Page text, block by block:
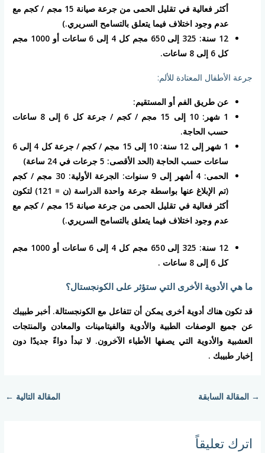
أكثر فعالية في تقليل الحمى من جرعة صيانة 15 مجم / كجم مع
عدم وجود اختلاف فيما يتعلق بالتسامح السريري.)
12 سنة: 325 إلى 650 مجم كل 4 إلى 6 ساعات أو 1000 مجم
كل 6 إلى 8 ساعات.
جرعة الأطفال المعتادة للألم:
عن طريق الفم أو المستقيم:
1 شهر: 10 إلى 15 مجم / كجم / جرعة كل 6 إلى 8 ساعات
حسب الحاجة.
1 شهر إلى 12 سنة: 10 إلى 15 مجم / كجم / جرعة كل 4 إلى 6
ساعات حسب الحاجة (الحد الأقصى: 5 جرعات في 24 ساعة)
الحمى: 4 أشهر إلى 9 سنوات: الجرعة الأولية: 30 مجم / كجم
(تم الإبلاغ عنها بواسطة جرعة واحدة الدراسة (ن = 121) لتكون
أكثر فعالية في تقليل الحمى من جرعة صيانة 15 مجم / كجم مع
عدم وجود اختلاف فيما يتعلق بالتسامح السريري.)
12 سنة: 325 إلى 650 مجم كل 4 إلى 6 ساعات أو 1000 مجم
كل 6 إلى 8 ساعات .
ما هي الأدوية الأخرى التي ستؤثر على الكونجستال؟
قد تكون هناك أدوية أخرى يمكن أن تتفاعل مع الكونجستالة. أخبر طبيبك
عن جميع الوصفات الطبية والأدوية والفيتامينات والمعادن والمنتجات
العشبية والأدوية التي يصفها الأطباء الآخرون. لا تبدأ دواءً جديدًا دون
إخبار طبيبك .
→ المقالة السابقة المقالة التالية ←
اترك تعليقاً